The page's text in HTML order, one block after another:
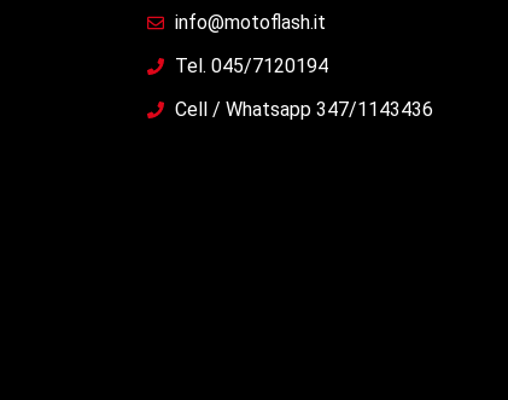
info@motoflash.it
Tel. 045/7120194
Cell / Whatsapp 347/1143436